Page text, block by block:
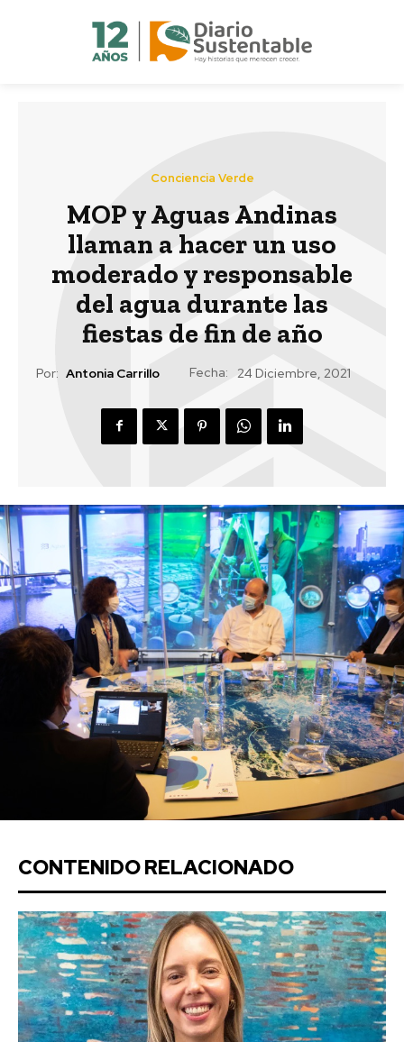
Conciencia Verde
MOP y Aguas Andinas
llaman a hacer un uso
moderado y responsable
del agua durante las
fiestas de fin de año
Por: Antonia Carrillo Fecha: 24 Diciembre, 2021
CONTENIDO RELACIONADO